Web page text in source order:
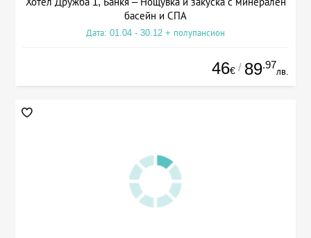
басейн и СПА
Дата: 01.04 - 30.12 + полупансион
46€ / 89.97
лв.